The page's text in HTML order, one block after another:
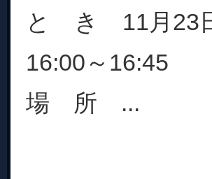
と き 11月23
16:00～16:45
場 所 ...